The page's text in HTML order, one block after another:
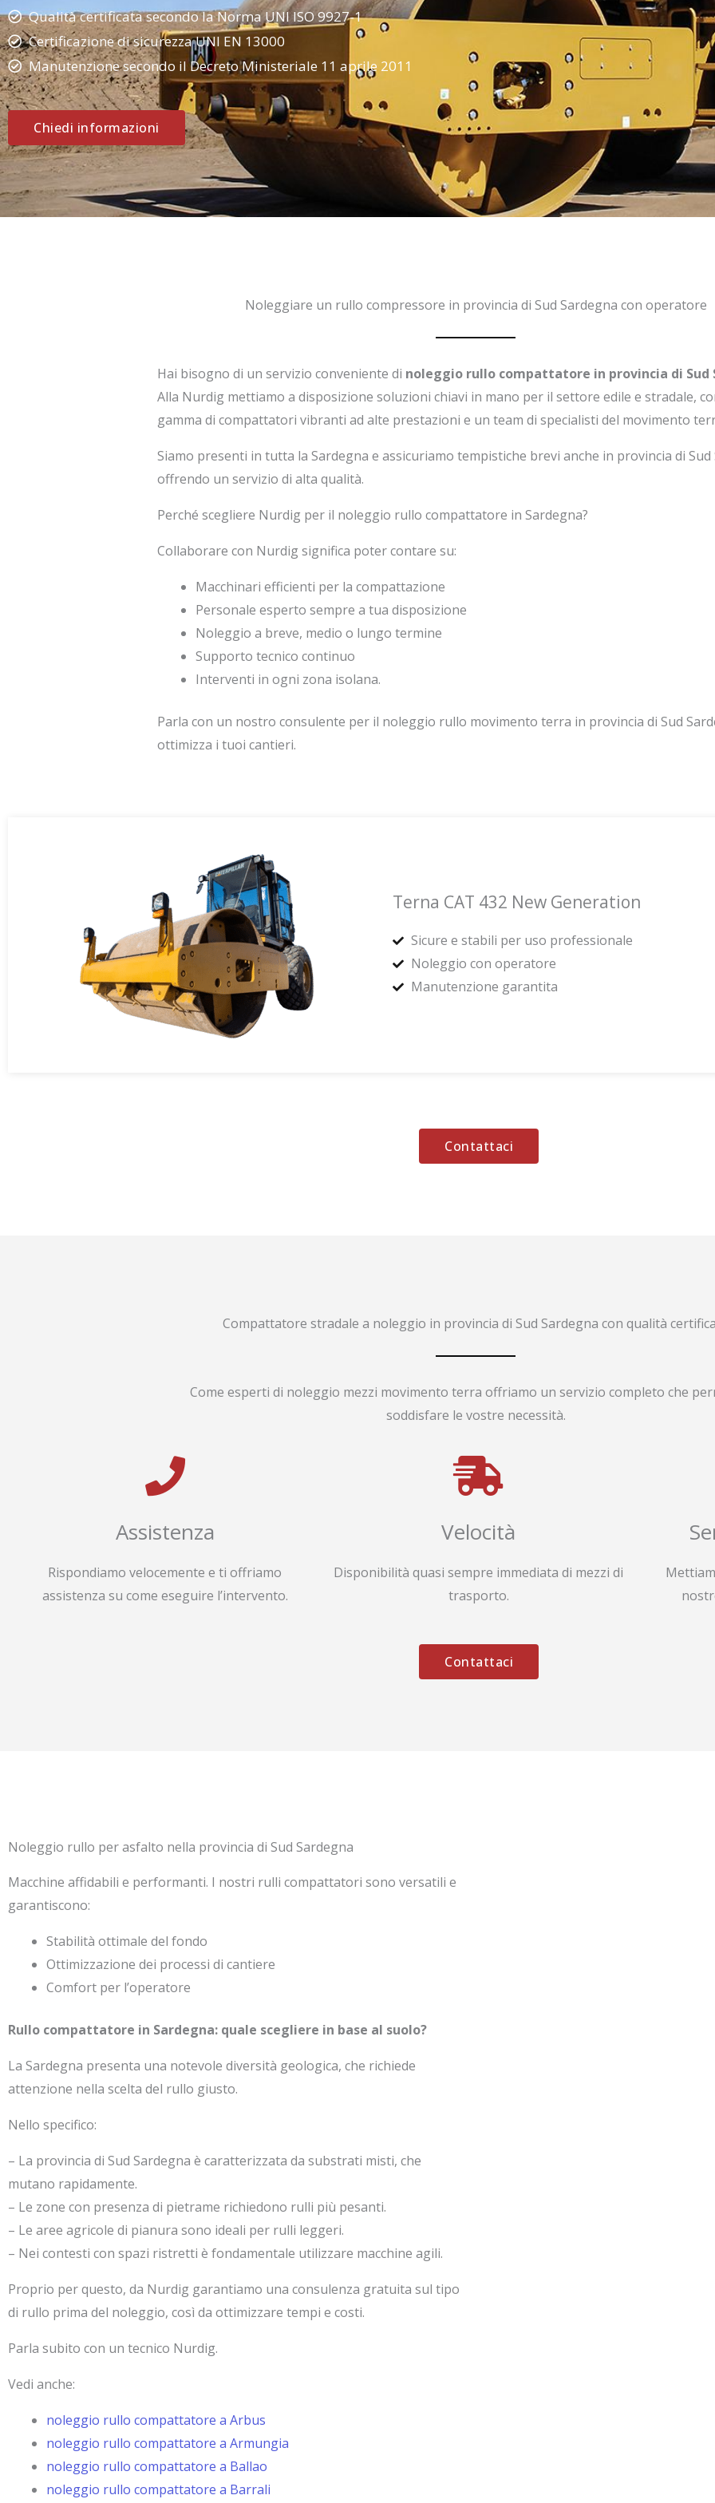
Qualità certificata secondo la Norma UNI ISO 9927-1
Certificazione di sicurezza UNI EN 13000
Manutenzione secondo il Decreto Ministeriale 11 aprile 2011
Chiedi informazioni
Noleggiare un rullo compressore in provincia di Sud Sardegna con operatore
Hai bisogno di un servizio conveniente di noleggio rullo compattatore in provincia di Sud
Alla Nurdig mettiamo a disposizione soluzioni chiavi in mano per il settore edile e stradale,
gamma di compattatori vibranti ad alte prestazioni e un team di specialisti del movimento
Siamo presenti in tutta la Sardegna e assicuriamo tempistiche brevi anche in provincia di Sud
offrendo un servizio di alta qualità.
Perché scegliere Nurdig per il noleggio rullo compattatore in Sardegna?
Collaborare con Nurdig significa poter contare su:
Macchinari efficienti per la compattazione
Personale esperto sempre a tua disposizione
Noleggio a breve, medio o lungo termine
Supporto tecnico continuo
Interventi in ogni zona isolana.
Parla con un nostro consulente per il noleggio rullo movimento terra in provincia di Sud
ottimizza i tuoi cantieri.
Terna CAT 432 New Generation
Sicure e stabili per uso professionale
Noleggio con operatore
Manutenzione garantita
Contattaci
Compattatore stradale a noleggio in provincia di Sud Sardegna con qualità
Come esperti di noleggio mezzi movimento terra offriamo un servizio completo che
soddisfare le vostre necessità.
Assistenza
Rispondiamo velocemente e ti offriamo
assistenza su come eseguire l’intervento.
Velocità
Disponibilità quasi sempre immediata di mezzi di
trasporto.
Contattaci
Noleggio rullo per asfalto nella provincia di Sud Sardegna
Macchine affidabili e performanti. I nostri rulli compattatori sono versatili e
garantiscono:
Stabilità ottimale del fondo
Ottimizzazione dei processi di cantiere
Comfort per l’operatore
Rullo compattatore in Sardegna: quale scegliere in base al suolo?
La Sardegna presenta una notevole diversità geologica, che richiede
attenzione nella scelta del rullo giusto.
Nello specifico:
– La provincia di Sud Sardegna è caratterizzata da substrati misti, che
mutano rapidamente.
– Le zone con presenza di pietrame richiedono rulli più pesanti.
– Le aree agricole di pianura sono ideali per rulli leggeri.
– Nei contesti con spazi ristretti è fondamentale utilizzare macchine agili.
Proprio per questo, da Nurdig garantiamo una consulenza gratuita sul tipo
di rullo prima del noleggio, così da ottimizzare tempi e costi.
Parla subito con un tecnico Nurdig.
Vedi anche:
noleggio rullo compattatore a Arbus
noleggio rullo compattatore a Armungia
noleggio rullo compattatore a Ballao
noleggio rullo compattatore a Barrali